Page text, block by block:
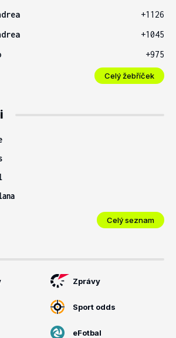
+1126
+1045
+975
Celý žebříček
Celý seznam
Zprávy
Sport odds
eFotbal